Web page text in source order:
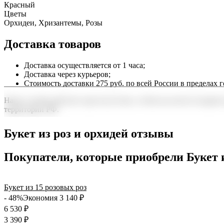
Красный
Цветы
Орхидеи, Хризантемы, Розы
Доставка товаров
Доставка осуществляется от 1 часа;
Доставка через курьеров;
Стоимость доставки 275 руб. по всей России в пределах
Наша служба работает круглосуточно, чтобы вы могли
территории РФ.
точность до минуты. Выбирайте, где купить и сколько стоит
Букет из роз и орхидей отзывы
Покупатели, которые приобрели Букет
Букет из 15 розовых роз
- 48%Экономия 3 140 ₽
6 530 ₽
3 390 ₽